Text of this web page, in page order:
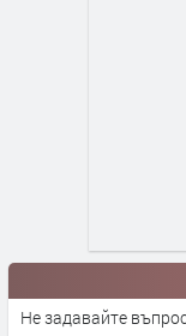
Не задавайте